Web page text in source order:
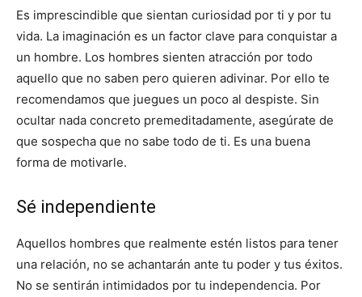
Es imprescindible que sientan curiosidad por ti y por tu
vida. La imaginación es un factor clave para conquistar a
un hombre. Los hombres sienten atracción por todo
aquello que no saben pero quieren adivinar. Por ello te
recomendamos que juegues un poco al despiste. Sin
ocultar nada concreto premeditadamente, asegúrate de
que sospecha que no sabe todo de ti. Es una buena
forma de motivarle.
Sé independiente
Aquellos hombres que realmente estén listos para tener
una relación, no se achantarán ante tu poder y tus éxitos.
No se sentirán intimidados por tu independencia. Por